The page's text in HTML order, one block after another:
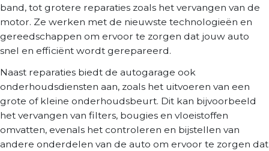
band, tot grotere reparaties zoals het vervangen van de
motor. Ze werken met de nieuwste technologieën en
gereedschappen om ervoor te zorgen dat jouw auto
snel en efficiënt wordt gerepareerd.
Naast reparaties biedt de autogarage ook
onderhoudsdiensten aan, zoals het uitvoeren van een
grote of kleine onderhoudsbeurt. Dit kan bijvoorbeeld
het vervangen van filters, bougies en vloeistoffen
omvatten, evenals het controleren en bijstellen van
andere onderdelen van de auto om ervoor te zorgen dat